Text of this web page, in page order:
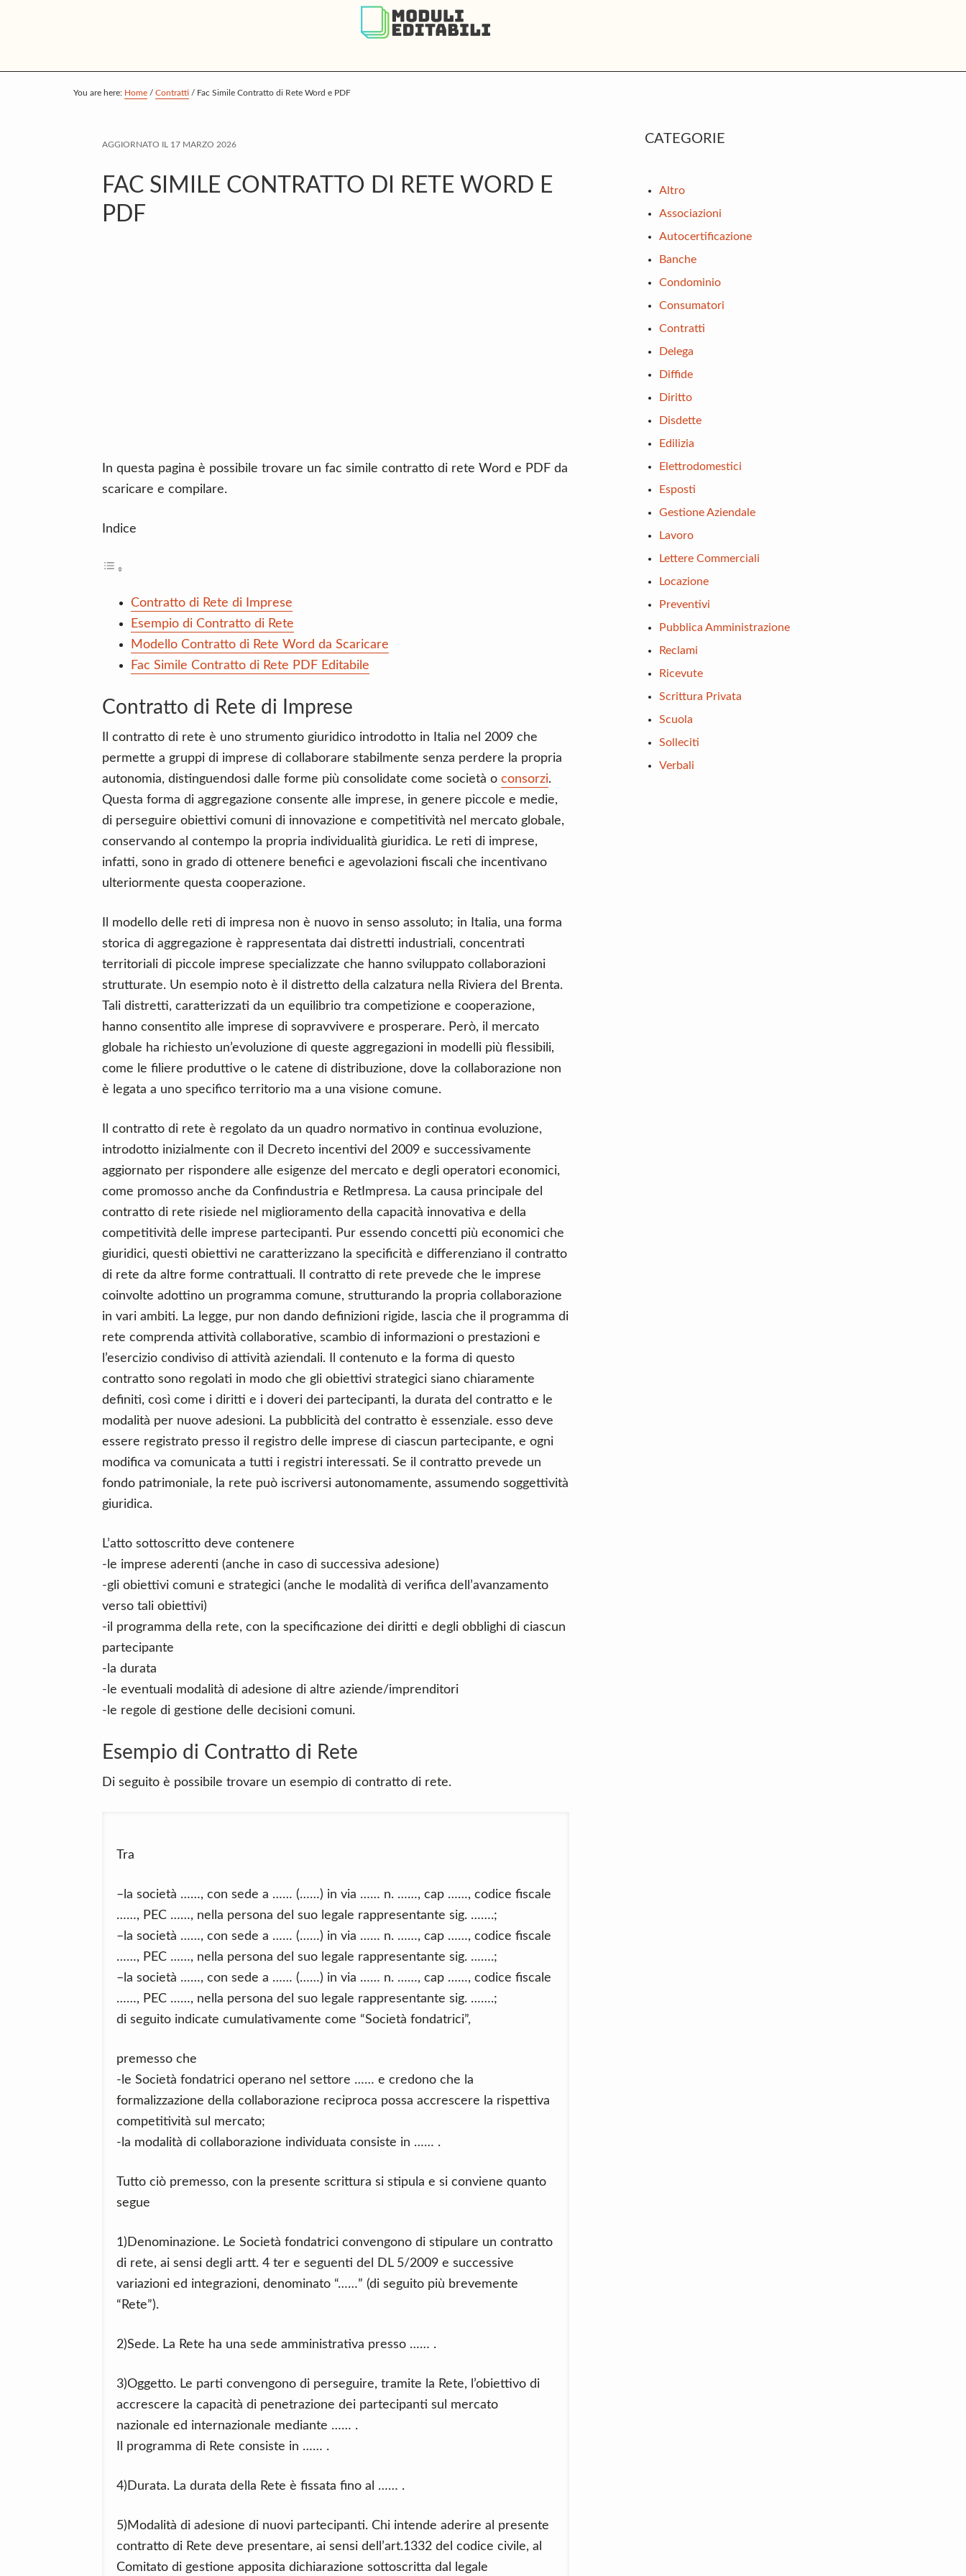
p
p
p
You are here: Home / Contratti / Fac Simile Contratto di Rete Word e PDF
AGGIORNATO IL 17 MARZO 2026
FAC SIMILE CONTRATTO DI RETE WORD E
PDF
In questa pagina è possibile trovare un fac simile contratto di rete Word e PDF da
scaricare e compilare.
Indice
Contratto di Rete di Imprese
Esempio di Contratto di Rete
Modello Contratto di Rete Word da Scaricare
Fac Simile Contratto di Rete PDF Editabile
Contratto di Rete di Imprese
Il contratto di rete è uno strumento giuridico introdotto in Italia nel 2009 che
permette a gruppi di imprese di collaborare stabilmente senza perdere la propria
autonomia, distinguendosi dalle forme più consolidate come società o consorzi.
Questa forma di aggregazione consente alle imprese, in genere piccole e medie,
di perseguire obiettivi comuni di innovazione e competitività nel mercato globale,
conservando al contempo la propria individualità giuridica. Le reti di imprese,
infatti, sono in grado di ottenere benefici e agevolazioni fiscali che incentivano
ulteriormente questa cooperazione.
Il modello delle reti di impresa non è nuovo in senso assoluto; in Italia, una forma
storica di aggregazione è rappresentata dai distretti industriali, concentrati
territoriali di piccole imprese specializzate che hanno sviluppato collaborazioni
strutturate. Un esempio noto è il distretto della calzatura nella Riviera del Brenta.
Tali distretti, caratterizzati da un equilibrio tra competizione e cooperazione,
hanno consentito alle imprese di sopravvivere e prosperare. Però, il mercato
globale ha richiesto un’evoluzione di queste aggregazioni in modelli più flessibili,
come le filiere produttive o le catene di distribuzione, dove la collaborazione non
è legata a uno specifico territorio ma a una visione comune.
Il contratto di rete è regolato da un quadro normativo in continua evoluzione,
introdotto inizialmente con il Decreto incentivi del 2009 e successivamente
aggiornato per rispondere alle esigenze del mercato e degli operatori economici,
come promosso anche da Confindustria e RetImpresa. La causa principale del
contratto di rete risiede nel miglioramento della capacità innovativa e della
competitività delle imprese partecipanti. Pur essendo concetti più economici che
giuridici, questi obiettivi ne caratterizzano la specificità e differenziano il contratto
di rete da altre forme contrattuali. Il contratto di rete prevede che le imprese
coinvolte adottino un programma comune, strutturando la propria collaborazione
in vari ambiti. La legge, pur non dando definizioni rigide, lascia che il programma di
rete comprenda attività collaborative, scambio di informazioni o prestazioni e
l’esercizio condiviso di attività aziendali. Il contenuto e la forma di questo
contratto sono regolati in modo che gli obiettivi strategici siano chiaramente
definiti, così come i diritti e i doveri dei partecipanti, la durata del contratto e le
modalità per nuove adesioni. La pubblicità del contratto è essenziale. esso deve
essere registrato presso il registro delle imprese di ciascun partecipante, e ogni
modifica va comunicata a tutti i registri interessati. Se il contratto prevede un
fondo patrimoniale, la rete può iscriversi autonomamente, assumendo soggettività
giuridica.
L’atto sottoscritto deve contenere
-le imprese aderenti (anche in caso di successiva adesione)
-gli obiettivi comuni e strategici (anche le modalità di verifica dell’avanzamento
verso tali obiettivi)
-il programma della rete, con la specificazione dei diritti e degli obblighi di ciascun
partecipante
-la durata
-le eventuali modalità di adesione di altre aziende/imprenditori
-le regole di gestione delle decisioni comuni.
Esempio di Contratto di Rete
Di seguito è possibile trovare un esempio di contratto di rete.
Tra
–la società ……, con sede a …… (……) in via …… n. ……, cap ……, codice fiscale
……, PEC ……, nella persona del suo legale rappresentante sig. …….;
–la società ……, con sede a …… (……) in via …… n. ……, cap ……, codice fiscale
……, PEC ……, nella persona del suo legale rappresentante sig. …….;
–la società ……, con sede a …… (……) in via …… n. ……, cap ……, codice fiscale
……, PEC ……, nella persona del suo legale rappresentante sig. …….;
di seguito indicate cumulativamente come “Società fondatrici”,
premesso che
-le Società fondatrici operano nel settore …… e credono che la
formalizzazione della collaborazione reciproca possa accrescere la rispettiva
competitività sul mercato;
-la modalità di collaborazione individuata consiste in …… .
Tutto ciò premesso, con la presente scrittura si stipula e si conviene quanto
segue
1)Denominazione. Le Società fondatrici convengono di stipulare un contratto
di rete, ai sensi degli artt. 4 ter e seguenti del DL 5/2009 e successive
variazioni ed integrazioni, denominato “……” (di seguito più brevemente
“Rete”).
2)Sede. La Rete ha una sede amministrativa presso …… .
3)Oggetto. Le parti convengono di perseguire, tramite la Rete, l’obiettivo di
accrescere la capacità di penetrazione dei partecipanti sul mercato
nazionale ed internazionale mediante …… .
Il programma di Rete consiste in …… .
4)Durata. La durata della Rete è fissata fino al …… .
5)Modalità di adesione di nuovi partecipanti. Chi intende aderire al presente
contratto di Rete deve presentare, ai sensi dell’art.1332 del codice civile, al
Comitato di gestione apposita dichiarazione sottoscritta dal legale
Primary
CATEGORIE
Altro
Associazioni
Autocertificazione
Banche
Condominio
Consumatori
Contratti
Delega
Diffide
Diritto
Disdette
Edilizia
Elettrodomestici
Esposti
Gestione Aziendale
Lavoro
Lettere Commerciali
Locazione
Preventivi
Pubblica Amministrazione
Reclami
Ricevute
Scrittura Privata
Scuola
Solleciti
Verbali